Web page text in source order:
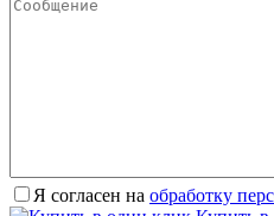
Я согласен на обработку